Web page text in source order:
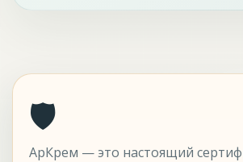
🛡
АрКрем — это настоящий